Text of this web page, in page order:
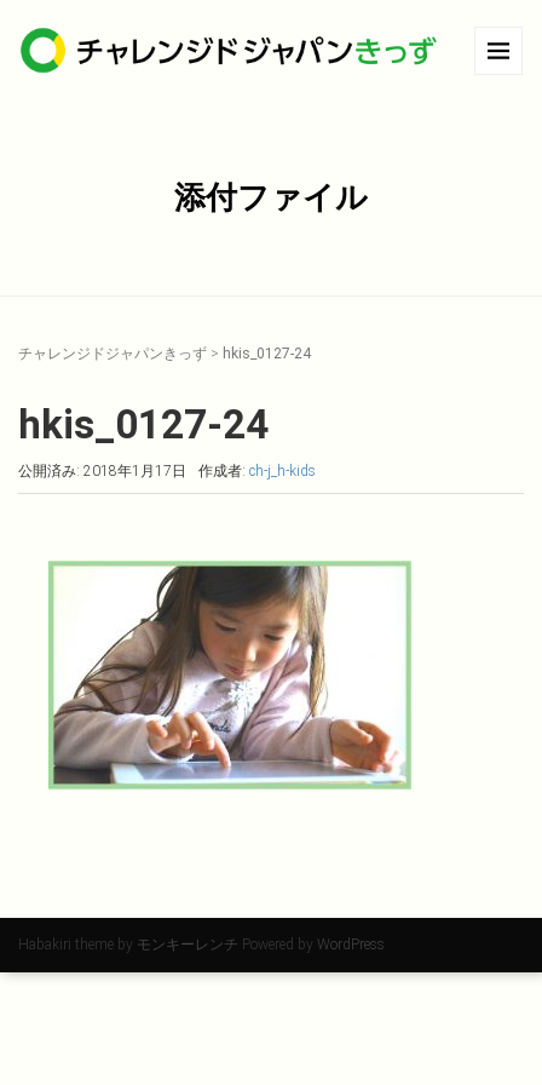
添付ファイル
チャレンジドジャパンきっず > hkis_0127-24
hkis_0127-24
公開済み: 2018年1月17日 作成者: ch-j_h-kids
Habakiri theme by モンキーレンチ Powered by WordPress